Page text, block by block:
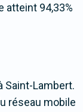
atteint 94,33%
Saint-Lambert.
réseau mobile